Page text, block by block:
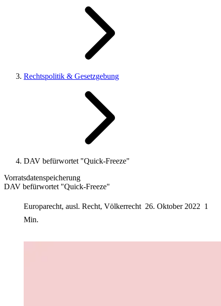
Rechtspolitik & Gesetzgebung
DAV befürwortet "Quick-Freeze"
Vorratsdatenspeicherung
DAV befürwortet "Quick-Freeze"
Europarecht, ausl. Recht, Völkerrecht 26. Oktober 2022 1
Min.